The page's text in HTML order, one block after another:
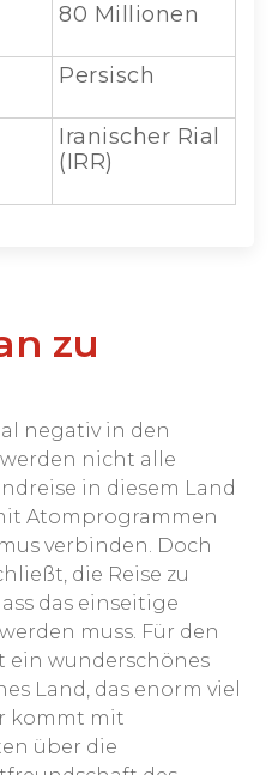
80 Millionen
Persisch
Iranischer Rial
(IRR)
zu
negativ in den
nicht alle
in diesem Land
Atomprogrammen
verbinden. Doch
die Reise zu
das einseitige
muss. Für den
ein wunderschönes
Land, das enorm viel
kommt mit
über die